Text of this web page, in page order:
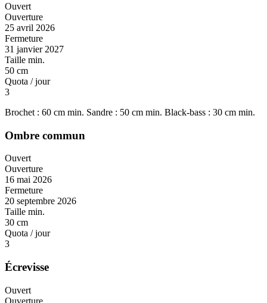
Ouvert
Ouverture
25 avril 2026
Fermeture
31 janvier 2027
Taille min.
50 cm
Quota / jour
3
Brochet : 60 cm min. Sandre : 50 cm min. Black-bass : 30 cm min.
Ombre commun
Ouvert
Ouverture
16 mai 2026
Fermeture
20 septembre 2026
Taille min.
30 cm
Quota / jour
3
Écrevisse
Ouvert
Ouverture